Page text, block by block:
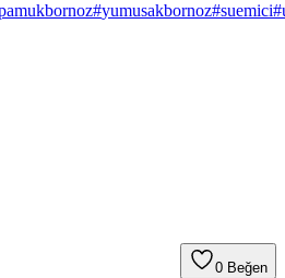
#yumusakbornoz#suemici#
0 Beğen